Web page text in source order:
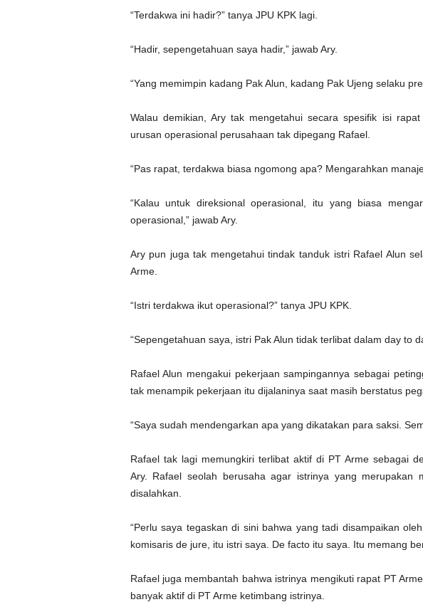
“Terdakwa ini hadir?” tanya JPU KPK lagi.
“Hadir, sepengetahuan saya hadir,” jawab Ary.
“Yang memimpin kadang Pak Alun, kadang Pak Ujeng selaku
Walau demikian, Ary tak mengetahui secara spesifik isi
urusan operasional perusahaan tak dipegang Rafael.
“Pas rapat, terdakwa biasa ngomong apa? Mengarahkan
“Kalau untuk direksional operasional, itu yang biasa
operasional,” jawab Ary.
Ary pun juga tak mengetahui tindak tanduk istri Rafael Alun
Arme.
“Istri terdakwa ikut operasional?” tanya JPU KPK.
“Sepengetahuan saya, istri Pak Alun tidak terlibat dalam day to
Rafael Alun mengakui pekerjaan sampingannya sebagai
tak menampik pekerjaan itu dijalaninya saat masih berstatus
“Saya sudah mendengarkan apa yang dikatakan para saksi.
Rafael tak lagi memungkiri terlibat aktif di PT Arme sebagai
Ary. Rafael seolah berusaha agar istrinya yang merupakan
disalahkan.
“Perlu saya tegaskan di sini bahwa yang tadi disampaikan
komisaris de jure, itu istri saya. De facto itu saya. Itu memang
Rafael juga membantah bahwa istrinya mengikuti rapat PT
banyak aktif di PT Arme ketimbang istrinya.